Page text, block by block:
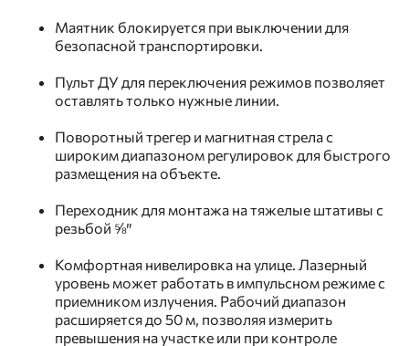
Маятник блокируется при выключении для
безопасной транспортировки.
Пульт ДУ для переключения режимов позволяет
оставлять только нужные линии.
Поворотный трегер и магнитная стрела с
широким диапазоном регулировок для быстрого
размещения на объекте.
Переходник для монтажа на тяжелые штативы с
резьбой ⅝″
Комфортная нивелировка на улице. Лазерный
уровень может работать в импульсном режиме с
приемником излучения. Рабочий диапазон
расширяется до 50 м, позволяя измерить
превышения на участке или при контроле